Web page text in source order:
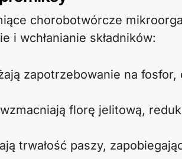
chorobotwórcze
i wchłanianie składników:
zapotrzebowanie na fosfor,
florę jelitową,
trwałość paszy,